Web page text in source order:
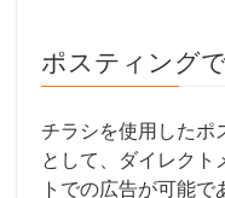
ポスティング
チラシを使用したポ
として、ダイレクト
トでの広告が可能